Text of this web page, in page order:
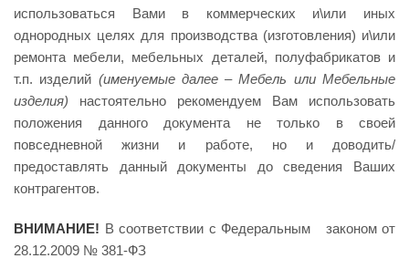
использоваться Вами в коммерческих и\или иных
однородных целях для производства (изготовления) и\или
ремонта мебели, мебельных деталей, полуфабрикатов и
т.п. изделий (именуемые далее – Мебель или Мебельные
изделия) настоятельно рекомендуем Вам использовать
положения данного документа не только в своей
повседневной жизни и работе, но и доводить/
предоставлять данный документы до сведения Ваших
контрагентов.
ВНИМАНИЕ! В соответствии с Федеральным законом от
28.12.2009 № 381-ФЗ